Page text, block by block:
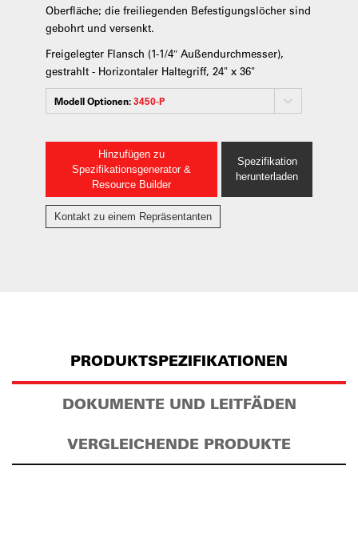
Oberfläche; die freiliegenden Befestigungslöcher sind
gebohrt und versenkt.
Freigelegter Flansch (1-1/4″ Außendurchmesser),
gestrahlt - Horizontaler Haltegriff, 24" x 36"
Modell Optionen:3450-P
Hinzufügen zu
Spezifikationsgenerator &
Resource Builder
Spezifikation
herunterladen
Kontakt zu einem Repräsentanten
PRODUKTSPEZIFIKATIONEN
DOKUMENTE UND LEITFÄDEN
VERGLEICHENDE PRODUKTE